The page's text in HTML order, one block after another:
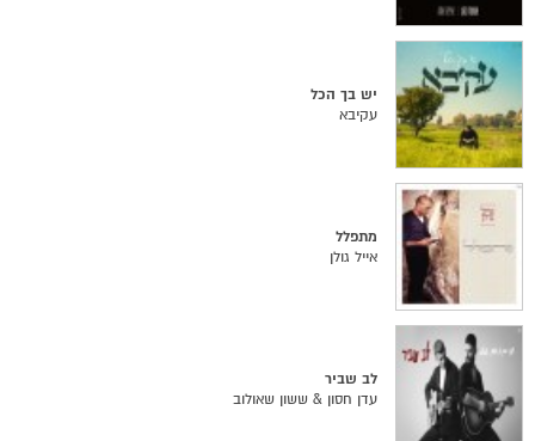
יש בך הכל
עקיבא
מתפלל
אייל גולן
לב שביר
עדן חסון & ששון שאולוב